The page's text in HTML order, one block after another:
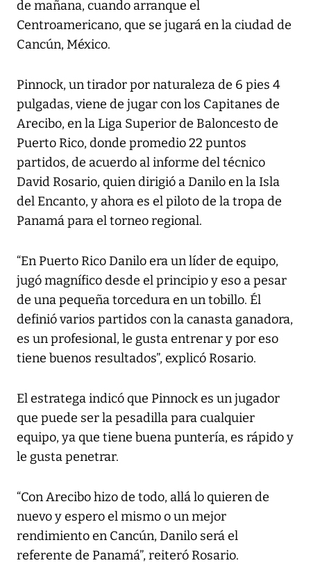
de mañana, cuando arranque el
Centroamericano, que se jugará en la ciudad de
Cancún, México.
Pinnock, un tirador por naturaleza de 6 pies 4
pulgadas, viene de jugar con los Capitanes de
Arecibo, en la Liga Superior de Baloncesto de
Puerto Rico, donde promedio 22 puntos
partidos, de acuerdo al informe del técnico
David Rosario, quien dirigió a Danilo en la Isla
del Encanto, y ahora es el piloto de la tropa de
Panamá para el torneo regional.
“En Puerto Rico Danilo era un líder de equipo,
jugó magnífico desde el principio y eso a pesar
de una pequeña torcedura en un tobillo. Él
definió varios partidos con la canasta ganadora,
es un profesional, le gusta entrenar y por eso
tiene buenos resultados”, explicó Rosario.
El estratega indicó que Pinnock es un jugador
que puede ser la pesadilla para cualquier
equipo, ya que tiene buena puntería, es rápido y
le gusta penetrar.
“Con Arecibo hizo de todo, allá lo quieren de
nuevo y espero el mismo o un mejor
rendimiento en Cancún, Danilo será el
referente de Panamá”, reiteró Rosario.